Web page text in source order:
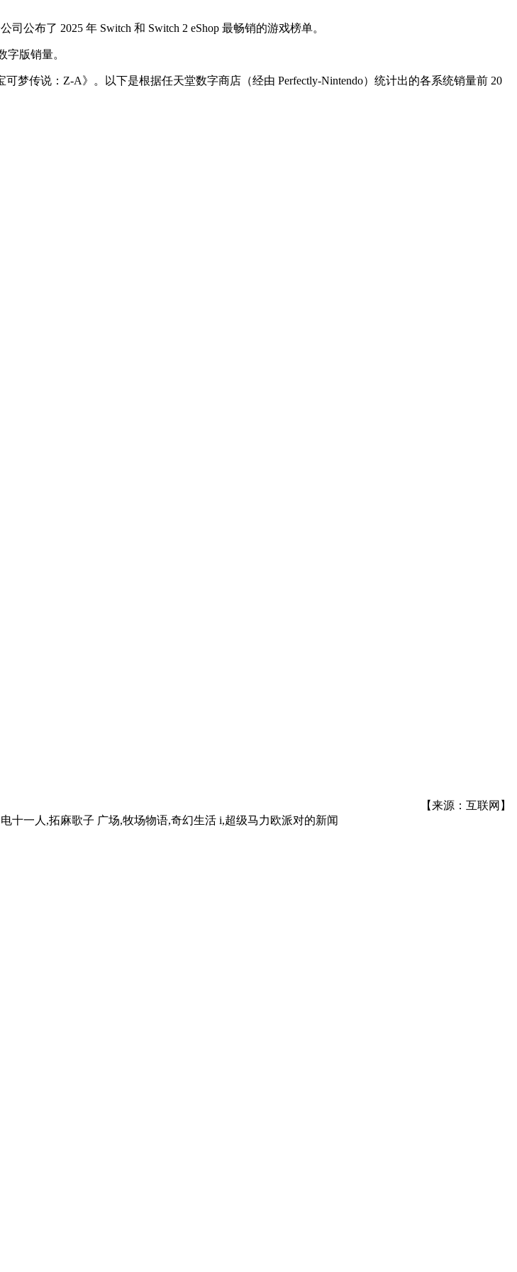
公布了 2025 年 Switch 和 Switch 2 eShop 最畅销的游戏榜单。
字版销量。
梦传说：Z-A》。以下是根据任天堂数字商店（经由 Perfectly-Nintendo）统计出的各系统销量前 20
【来源：互联网】
十一人,拓麻歌子 广场,牧场物语,奇幻生活 i,超级马力欧派对的新闻